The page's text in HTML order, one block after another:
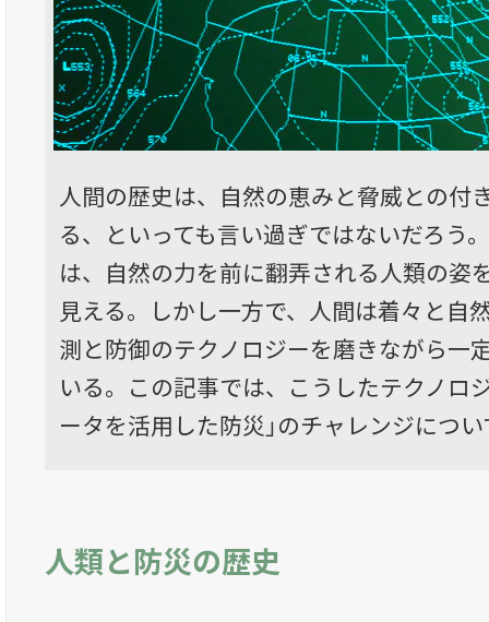
人間の歴史は、自然の恵みと脅威との付
る、といっても言い過ぎではないだろう
は、自然の力を前に翻弄される人類の姿
見える。しかし一方で、人間は着々と自
測と防御のテクノロジーを磨きながら一
いる。この記事では、こうしたテクノロ
ータを活用した防災」のチャレンジにつ
人類と防災の歴史